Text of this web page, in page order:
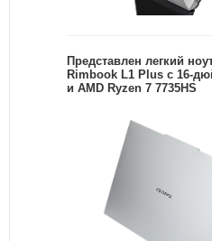
Представлен легкий
Rimbook L1 Plus с 16-
и AMD Ryzen 7 7735HS